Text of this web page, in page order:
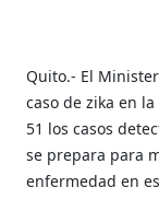
Quito.- El
caso de zika en
51 los casos
se prepara para
enfermedad en